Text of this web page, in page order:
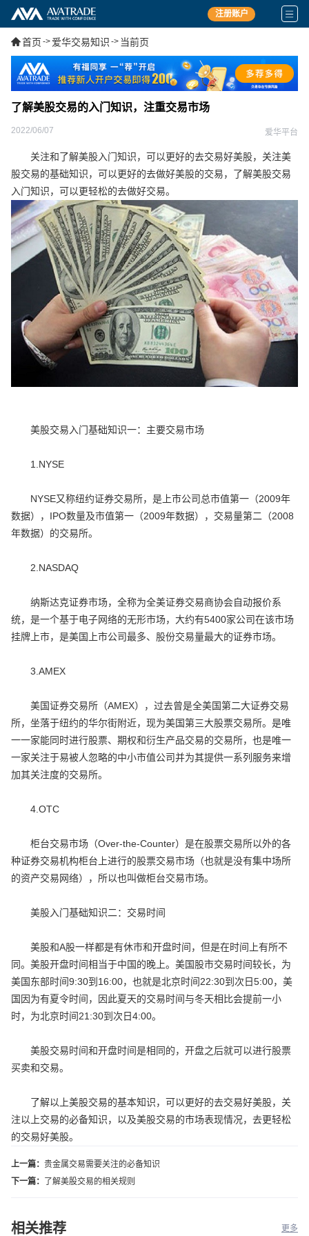
注册账户
首页 -> 爱华交易知识 -> 当前页
了解美股交易的入门知识，注重交易市场
2022/06/07 爱华平台
关注和了解美股入门知识，可以更好的去交易好美股，关注美
股交易的基础知识，可以更好的去做好美股的交易，了解美股交易
入门知识，可以更轻松的去做好交易。
美股交易入门基础知识一：主要交易市场
1.NYSE
NYSE又称纽约证券交易所，是上市公司总市值第一（2009年
数据），IPO数量及市值第一（2009年数据），交易量第二（2008
年数据）的交易所。
2.NASDAQ
纳斯达克证券市场，全称为全美证券交易商协会自动报价系
统，是一个基于电子网络的无形市场，大约有5400家公司在该市场
挂牌上市，是美国上市公司最多、股份交易量最大的证券市场。
3.AMEX
美国证券交易所（AMEX），过去曾是全美国第二大证券交易
所，坐落于纽约的华尔街附近，现为美国第三大股票交易所。是唯
一一家能同时进行股票、期权和衍生产品交易的交易所，也是唯一
一家关注于易被人忽略的中小市值公司并为其提供一系列服务来增
加其关注度的交易所。
4.OTC
柜台交易市场（Over-the-Counter）是在股票交易所以外的各
种证券交易机构柜台上进行的股票交易市场（也就是没有集中场所
的资产交易网络），所以也叫做柜台交易市场。
美股入门基础知识二：交易时间
美股和A股一样都是有休市和开盘时间，但是在时间上有所不
同。美股开盘时间相当于中国的晚上。美国股市交易时间较长，为
美国东部时间9:30到16:00，也就是北京时间22:30到次日5:00，美
国因为有夏令时间，因此夏天的交易时间与冬天相比会提前一小
时，为北京时间21:30到次日4:00。
美股交易时间和开盘时间是相同的，开盘之后就可以进行股票
买卖和交易。
了解以上美股交易的基本知识，可以更好的去交易好美股，关
注以上交易的必备知识，以及美股交易的市场表现情况，去更轻松
的交易好美股。
上一篇： 贵金属交易需要关注的必备知识
下一篇： 了解美股交易的相关规则
相关推荐 更多